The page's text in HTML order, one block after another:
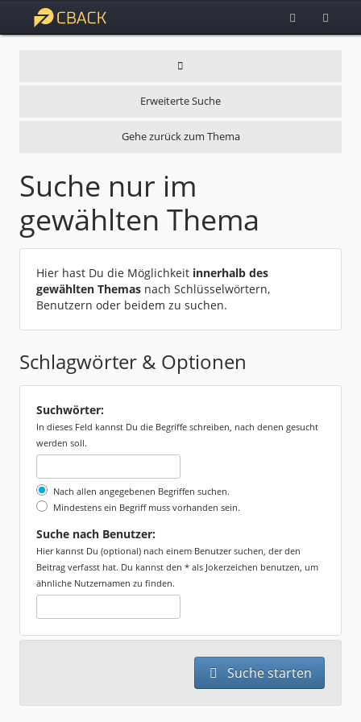
Erweiterte Suche
Gehe zurück zum Thema
Suche nur im
gewählten Thema
Hier hast Du die Möglichkeit innerhalb des
gewählten Themas nach Schlüsselwörtern,
Benutzern oder beidem zu suchen.
Schlagwörter & Optionen
Suchwörter:
In dieses Feld kannst Du die Begriffe schreiben, nach denen gesucht
werden soll.
Nach allen angegebenen Begriffen suchen.
Mindestens ein Begriff muss vorhanden sein.
Suche nach Benutzer:
Hier kannst Du (optional) nach einem Benutzer suchen, der den
Beitrag verfasst hat. Du kannst den * als Jokerzeichen benutzen, um
ähnliche Nutzernamen zu finden.
Suche starten